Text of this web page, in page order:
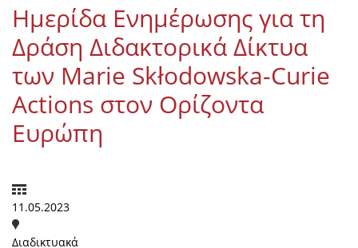
Επικοινωνία
Ημερίδα Ενημέρωσης για τη
Δράση Διδακτορικά Δίκτυα
των Marie Skłodowska-Curie
Actions στον Ορίζοντα
Ευρώπη
11.05.2023
Διαδικτυακά